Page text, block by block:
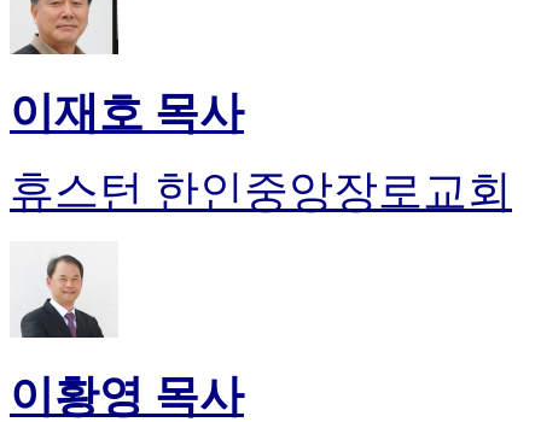
이재호 목사
휴스턴 한인중앙장로교회
이황영 목사